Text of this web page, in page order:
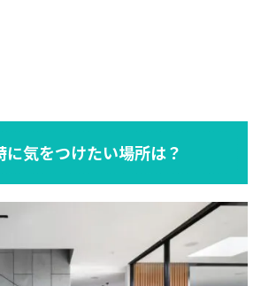
に気をつけたい場所は？